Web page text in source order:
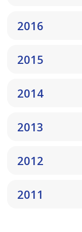
2016
2015
2014
2013
2012
2011